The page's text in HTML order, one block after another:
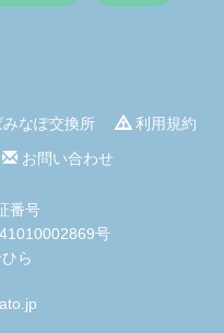
なぽ交換所
利用規約
お問い合わせ
番号
号
ら